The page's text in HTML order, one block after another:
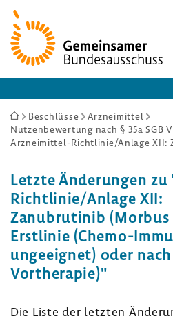
Zur
Startseite
Sie
sind
Beschlüsse
Arzneimittel
Nutzenbewertung nach § 35a SGB
Letzte Änderungen
Richtlinie/Anlage XII:
Zanubrutinib (Morbus
Erstlinie (Chemo-
ungeeignet) oder
Vortherapie)"
Die Liste der letzten